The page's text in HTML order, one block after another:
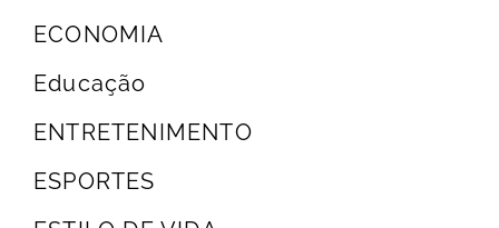
ECONOMIA
Educação
ENTRETENIMENTO
ESPORTES